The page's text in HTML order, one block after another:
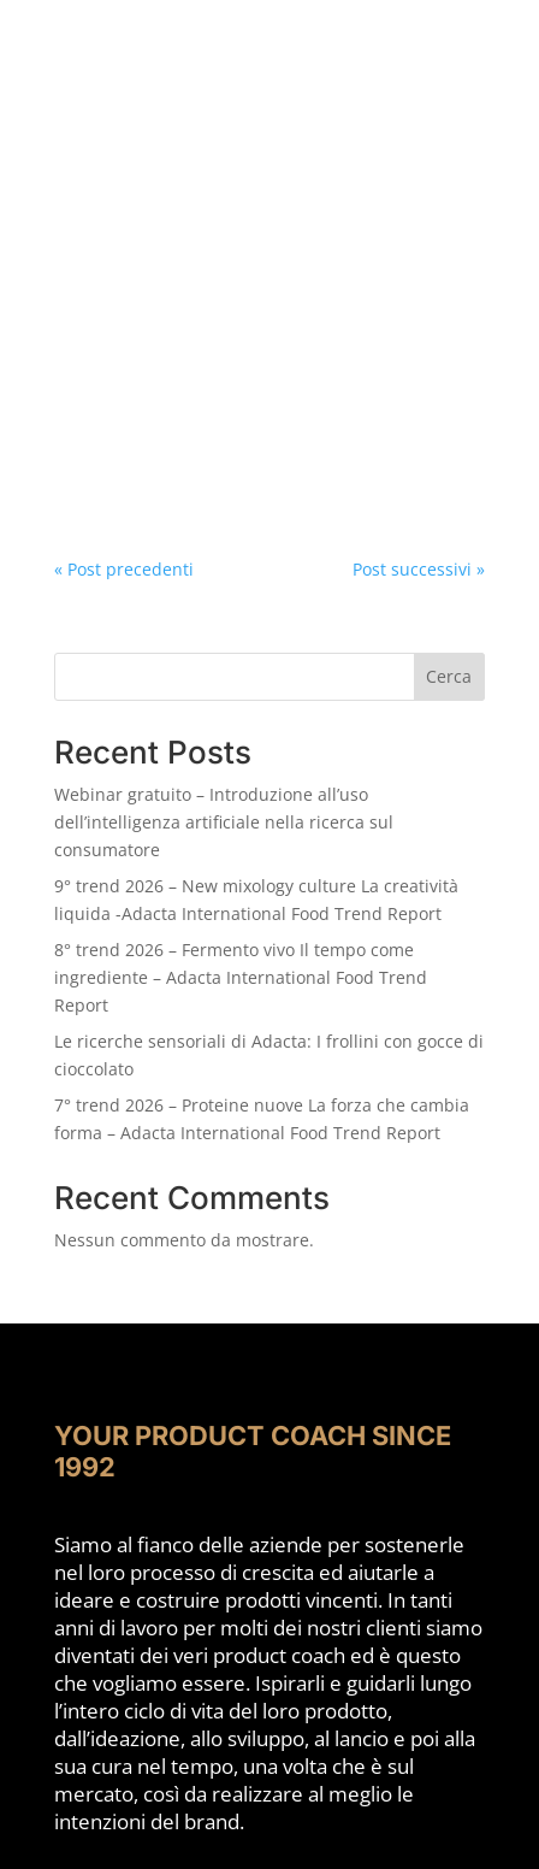
« Post precedenti Post successivi »
Cerca
Recent Posts
Webinar gratuito – Introduzione all’uso
dell’intelligenza artificiale nella ricerca sul
consumatore
9° trend 2026 – New mixology culture La creatività
liquida -Adacta International Food Trend Report
8° trend 2026 – Fermento vivo Il tempo come
ingrediente – Adacta International Food Trend
Report
Le ricerche sensoriali di Adacta: I frollini con gocce di
cioccolato
7° trend 2026 – Proteine nuove La forza che cambia
forma – Adacta International Food Trend Report
Recent Comments
Nessun commento da mostrare.
YOUR PRODUCT COACH SINCE
1992
Siamo al fianco delle aziende per sostenerle
nel loro processo di crescita ed aiutarle a
ideare e costruire prodotti vincenti. In tanti
anni di lavoro per molti dei nostri clienti siamo
diventati dei veri product coach ed è questo
che vogliamo essere. Ispirarli e guidarli lungo
l’intero ciclo di vita del loro prodotto,
dall’ideazione, allo sviluppo, al lancio e poi alla
sua cura nel tempo, una volta che è sul
mercato, così da realizzare al meglio le
intenzioni del brand.